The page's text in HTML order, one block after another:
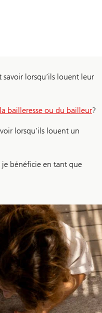
savoir lorsqu’ils louent leur
bailleresse ou du bailleur?
lorsqu’ils louent un
je bénéficie en tant que